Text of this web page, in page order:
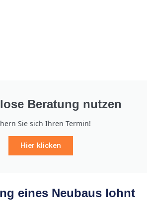
Beratung nutzen
Sie sich Ihren Termin!
Hier klicken
eines Neubaus lohnt